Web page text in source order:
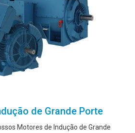
de Grande Porte
Motores de Indução de Grande